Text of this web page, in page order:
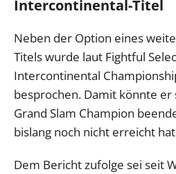
Intercontinental-Titel
Neben der Option eines
Titels wurde laut Fightful
Intercontinental
besprochen. Damit könnte er
Grand Slam Champion
bislang noch nicht erreicht
Dem Bericht zufolge sei seit